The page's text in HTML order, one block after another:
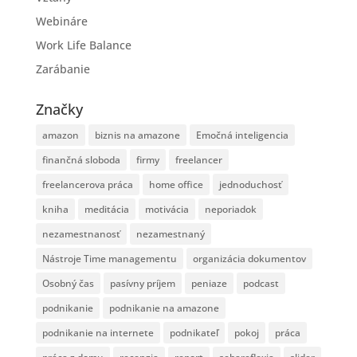
Webináre
Work Life Balance
Zarábanie
Značky
amazon biznis na amazone
Emočná inteligencia
finančná sloboda
firmy
freelancer
freelancerova práca
home office
jednoduchosť
kniha
meditácia motivácia
neporiadok
nezamestnanosť
nezamestnaný
Nástroje Time managementu
organizácia dokumentov
Osobný čas
pasívny príjem peniaze
podcast
podnikanie
podnikanie na amazone
podnikanie na internete
podnikateľ pokoj
práca